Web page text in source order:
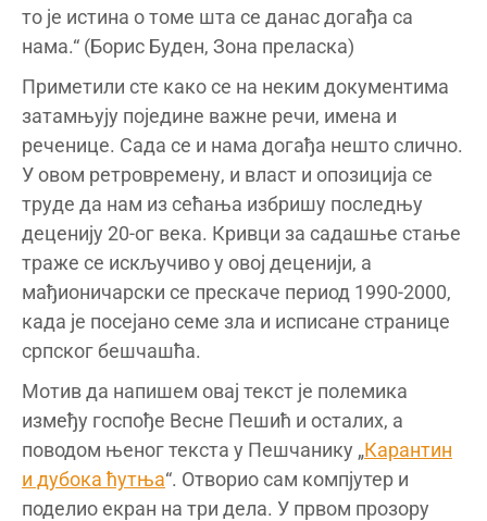
то је истина о томе шта се данас догађа са
нама.“ (Борис Буден, Зона преласка)
Приметили сте како се на неким документима
затамњују поједине важне речи, имена и
реченице. Сада се и нама догађа нешто слично.
У овом ретровремену, и власт и опозиција се
труде да нам из сећања избришу последњу
деценију 20-ог века. Кривци за садашње стање
траже се искључиво у овој деценији, а
мађионичарски се прескаче период 1990-2000,
када је посејано семе зла и исписане странице
српског бешчашћа.
Мотив да напишем овај текст је полемика
између госпође Весне Пешић и осталих, а
поводом њеног текста у Пешчанику „Карантин
и дубока ћутња“. Отворио сам компјутер и
поделио екран на три дела. У првом прозору